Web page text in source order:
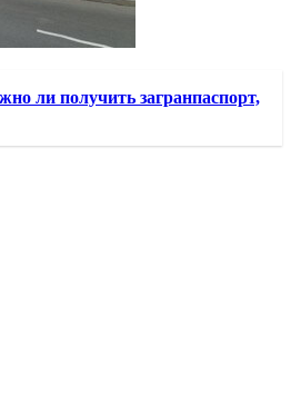
ли получить загранпаспорт,